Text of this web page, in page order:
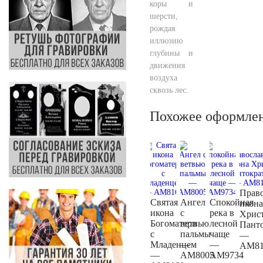
коры и
шерсти,
рождая
иллюзию
глубины и
движения
воздуха
сквозь лес.
Похожее
Святая
икона
Богоматери
с
Младенцем
—
Ангел
с
ветвью
пальмы
—
AM8005
Спокойная
река в
лесной
чаще
—
AM9734
икона
—